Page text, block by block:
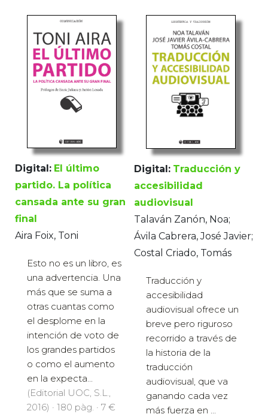
Digital: El último
partido. La política
cansada ante su gran
final
Aira Foix, Toni
Esto no es un libro, es
una advertencia. Una
más que se suma a
otras cuantas como
el desplome en la
intención de voto de
los grandes partidos
o como el aumento
en la expecta...
(Editorial UOC, S.L.,
2016) · 180 pàg. · 7 €
Digital: Traducción y
accesibilidad
audiovisual
Talaván Zanón, Noa;
Ávila Cabrera, José Javier;
Costal Criado, Tomás
Traducción y
accesibilidad
audiovisual ofrece un
breve pero riguroso
recorrido a través de
la historia de la
traducción
audiovisual, que va
ganando cada vez
más fuerza en ...